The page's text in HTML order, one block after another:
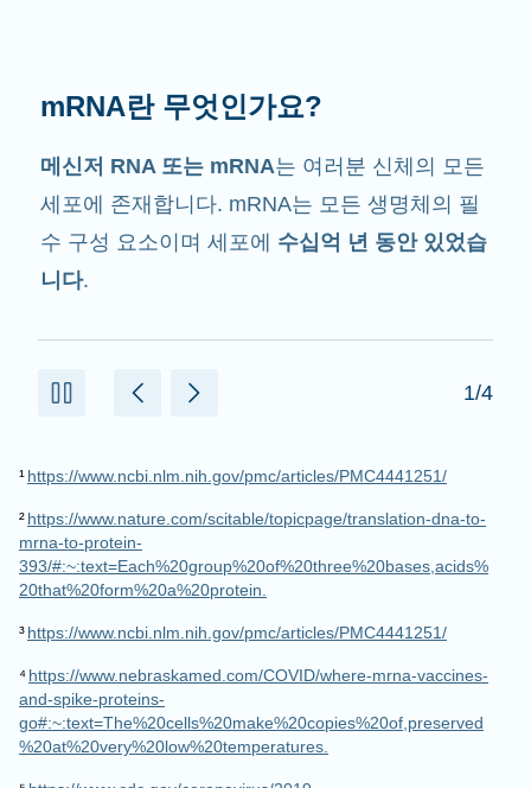
mRNA는 무슨 일을 할까요?
그 이름에서 암시하는 것처럼 mRNA는전달자
입니다. mRNA는 단백질을 만드는데 도움을 주
는 세포 내 다른 구성 요소와 상호작용합니다.
²https://www.nature.com/scitable/topicpage/translation-dna-to-
393/#:~:text=Each%20group%20of%20three%20bases,acids%
20that%20form%20a%20protein.
³https://www.ncbi.nlm.nih.gov/pmc/articles/PMC4441251/
⁴https://www.nebraskamed.com/COVID/where-mrna-vaccines-
go#:~:text=The%20cells%20make%20copies%20of,preserved
%20at%20very%20low%20temperatures.
⁵https://www.cdc.gov/coronavirus/2019-